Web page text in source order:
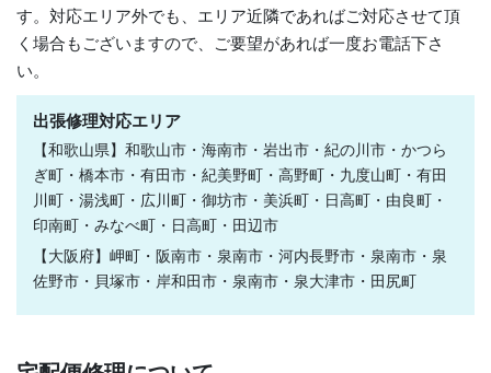
す。対応エリア外でも、エリア近隣であればご対応させて頂
く場合もございますので、ご要望があれば一度お電話下さ
い。
出張修理対応エリア
【和歌山県】和歌山市・海南市・岩出市・紀の川市・かつら
ぎ町・橋本市・有田市・紀美野町・高野町・九度山町・有田
川町・湯浅町・広川町・御坊市・美浜町・日高町・由良町・
印南町・みなべ町・日高町・田辺市
【大阪府】岬町・阪南市・泉南市・河内長野市・泉南市・泉
佐野市・貝塚市・岸和田市・泉南市・泉大津市・田尻町